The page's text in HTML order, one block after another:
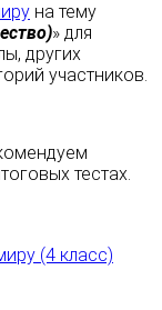
на тему
» для
других
участников.
тестах.
(4 класс)